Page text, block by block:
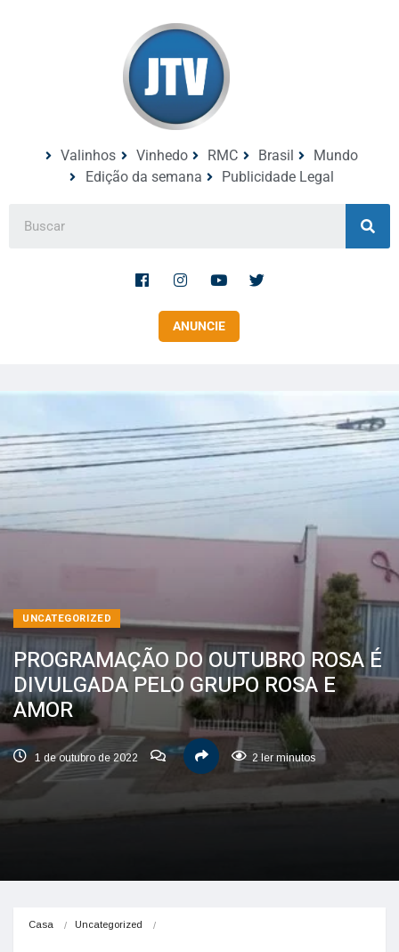
Valinhos Vinhedo RMC Brasil
Mundo
Edição da semana
Publicidade Legal
ANUNCIE
UNCATEGORIZED
PROGRAMAÇÃO DO OUTUBRO ROSA É
DIVULGADA PELO GRUPO ROSA E
AMOR
1 de outubro de 2022 2 ler minutos
Casa Uncategorized